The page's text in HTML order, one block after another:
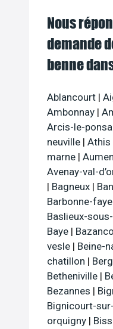
Nous
demande
benne
Ablancourt |
Ambonnay |
Arcis-le-
neuville | Athis
marne |
Avenay-val-
| Bagneux |
Barbonne-
Baslieux-
Baye |
vesle | Beine-
chatillon |
Betheniville |
Bezannes |
Bignicourt-
orquigny |